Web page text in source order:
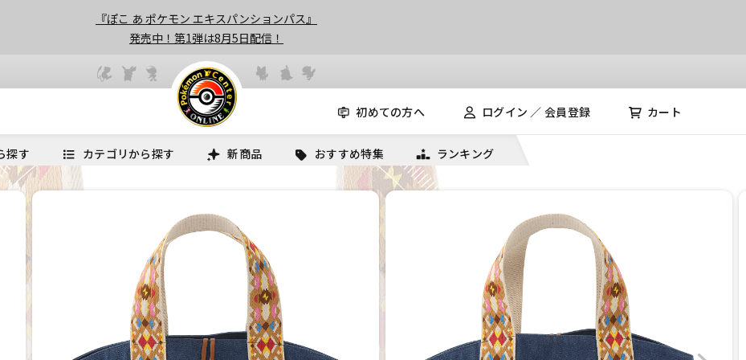
『ぽこ あ ポケモン エキスパンションパス』
発売中！第1弾は8月5日配信！
初めての方へ ログイン ／ 会員登録 カート
探す カテゴリから探す 新商品 おすすめ特集 ランキング